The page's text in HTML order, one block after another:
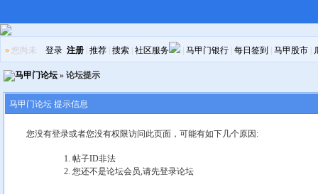
» 您尚未 登录 注册 推荐 搜索 社区服务 马甲门银行 每日签到 马甲股市
马甲门论坛 » 论坛提示
马甲门论坛 提示信息
您没有登录或者您没有权限访问此页面，可能有如下几个原因:
帖子ID非法
您还不是论坛会员,请先登录论坛